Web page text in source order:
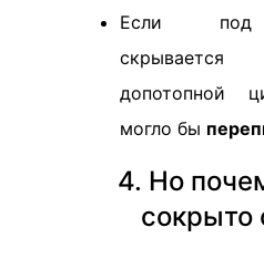
Если под
допотопной
могло бы
4. Но
сокрыто